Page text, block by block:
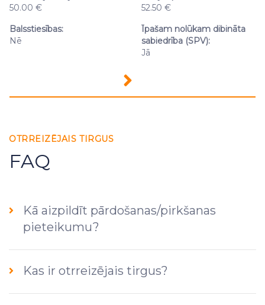
50.00 €
52.50 €
Balsstiesības:
Nē
Īpašam nolūkam dibināta
sabiedrība (SPV):
Jā
OTRREIZĒJAIS TIRGUS
FAQ
Kā aizpildīt pārdošanas/pirkšanas
pieteikumu?
Kas ir otrreizējais tirgus?